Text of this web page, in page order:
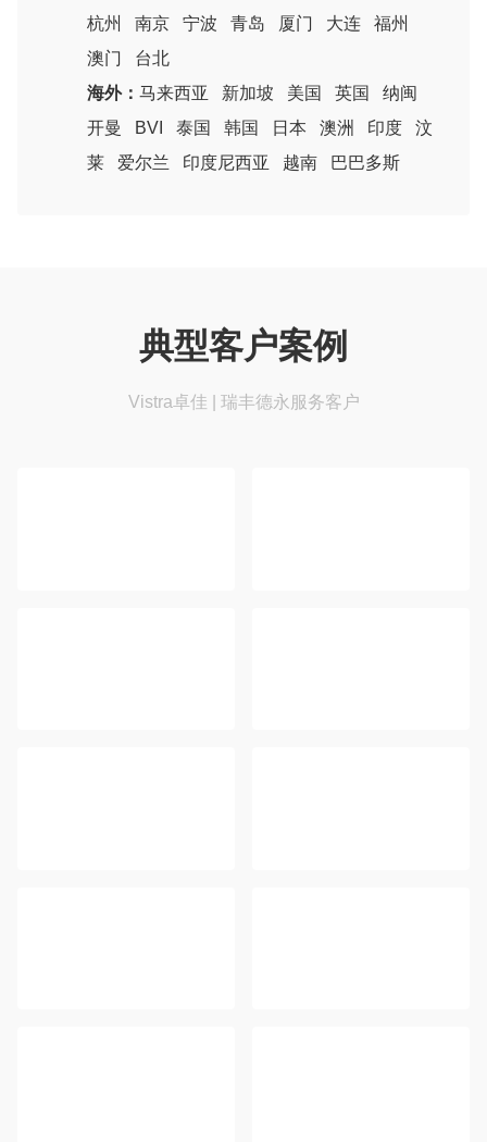
杭州
南京 宁波 青岛 厦门 大连
福州
澳门
台北
海外： 马来西亚 新加坡 美国 英国
纳闽
开曼
BVI 泰国 韩国 日本 澳洲 印度
汶
莱
爱尔兰 印度尼西亚 越南 巴巴多斯
典型客户案例
Vistra卓佳 | 瑞丰德永服务客户